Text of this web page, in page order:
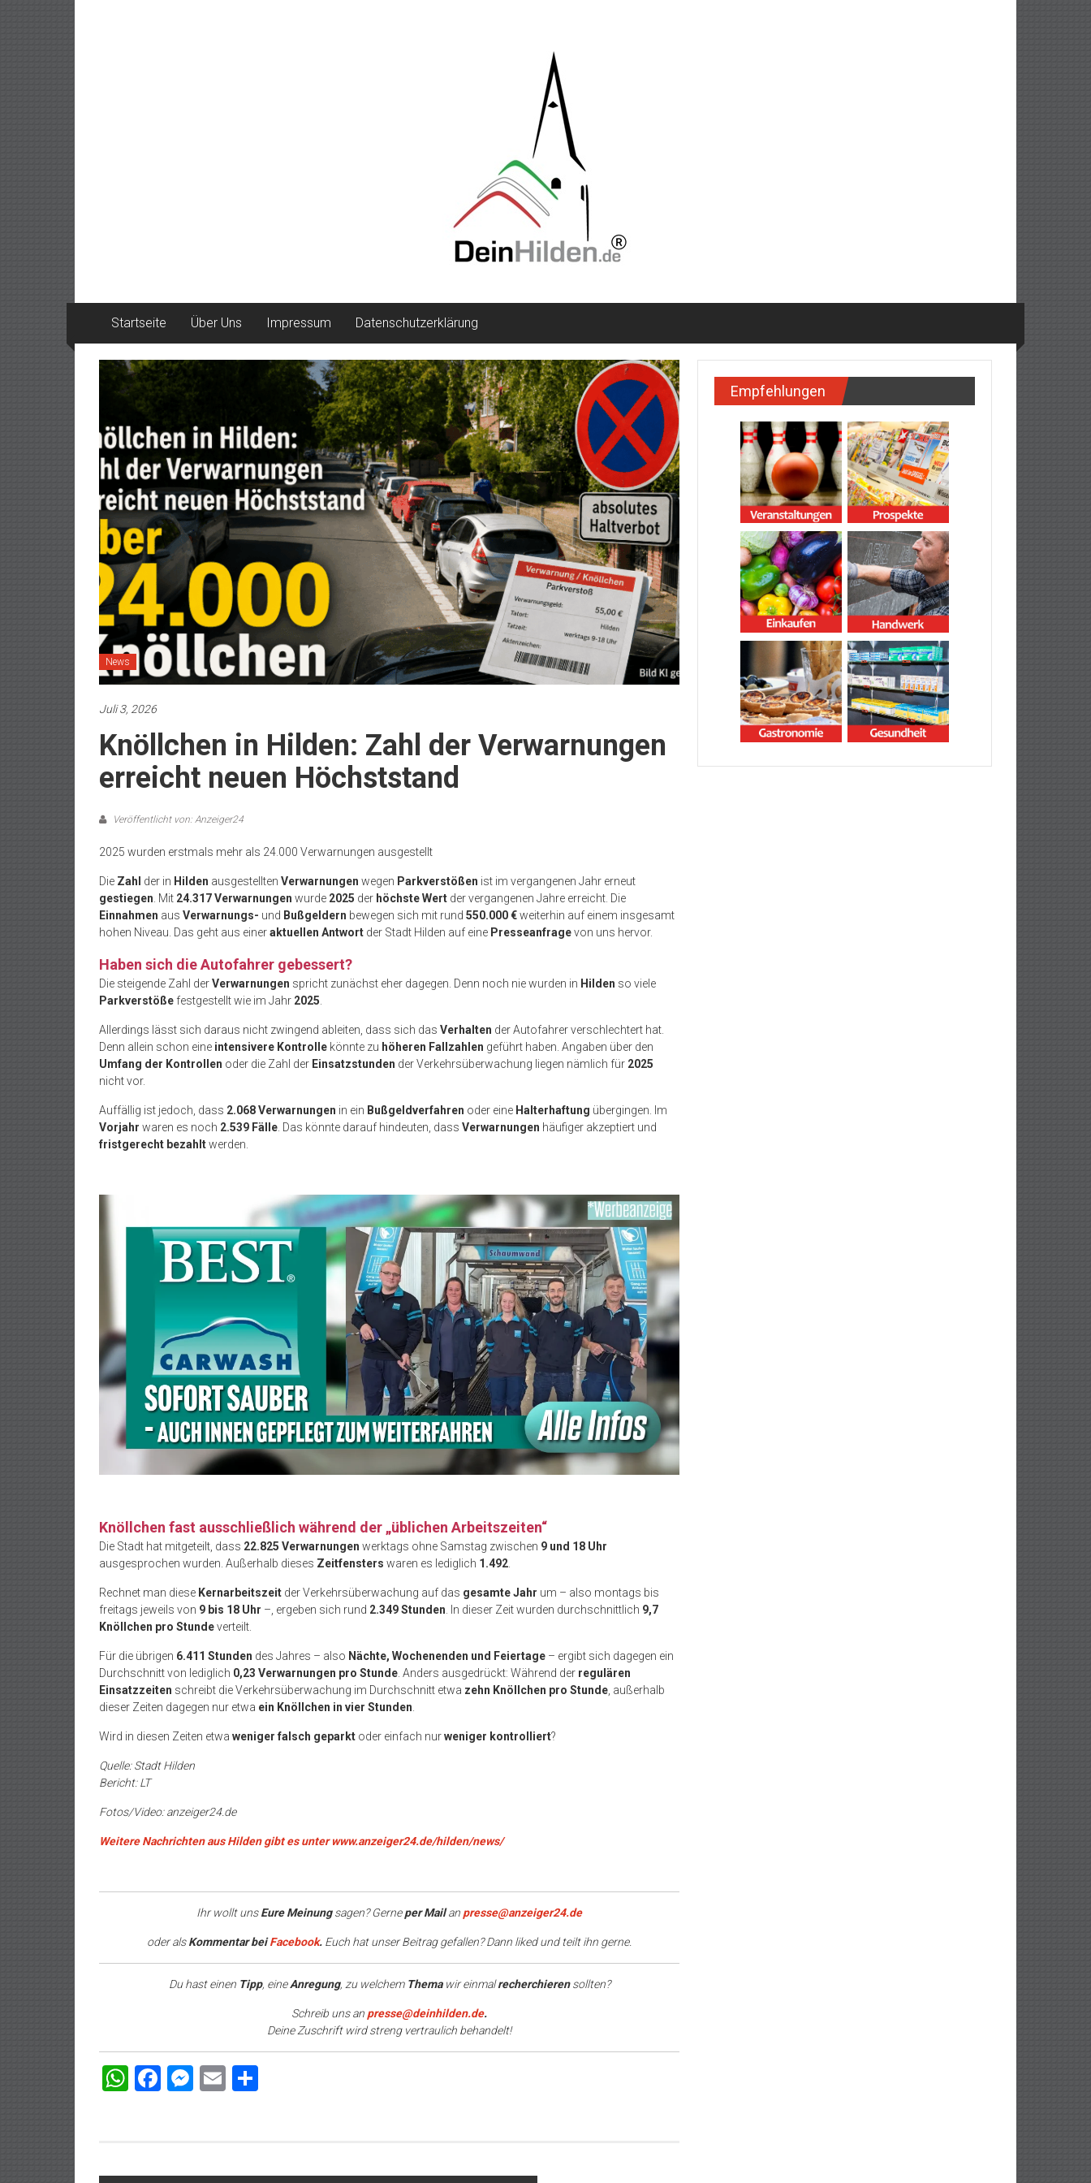
Startseite Über Uns Impressum Datenschutzerklärung
News
Juli 3, 2026
Knöllchen in Hilden: Zahl der Verwarnungen
erreicht neuen Höchststand
Veröffentlicht von: Anzeiger24
2025 wurden erstmals mehr als 24.000 Verwarnungen ausgestellt
Die Zahl der in Hilden ausgestellten Verwarnungen wegen Parkverstößen ist im vergangenen Jahr erneut
gestiegen . Mit 24.317 Verwarnungen wurde 2025 der höchste Wert der vergangenen Jahre erreicht. Die
Einnahmen aus Verwarnungs- und Bußgeldern bewegen sich mit rund 550.000 €weiterhin auf einem insgesamt
hohen Niveau. Das geht aus eineraktuellen Antwort der Stadt Hilden auf eine Presseanfragevon uns hervor.
Haben sich die Autofahrer gebessert?
Die steigende Zahl derVerwarnungen spricht zunächst eher dagegen. Denn noch nie wurden in Hilden so viele
Parkverstöße festgestellt wie im Jahr 2025
Allerdings lässt sich daraus nicht zwingend ableiten, dass sich das Verhalten der Autofahrer verschlechtert hat.
Denn allein schon eine intensivere Kontrolle könnte zu höheren Fallzahlen geführt haben. Angaben über den
Umfang der Kontrollen oder die Zahl der Einsatzstunden der Verkehrsüberwachung liegen nämlich für 2025
nicht vor.
Auffällig ist jedoch, dass 2.068 Verwarnungen in ein Bußgeldverfahren oder eine Halterhaftung übergingen. Im
Vorjahr waren es noch 2.539 Fälle . Das könnte darauf hindeuten, dass Verwarnungen häufiger akzeptiert und
fristgerecht bezahltwerden.
Knöllchen fast ausschließlich während der „üblichen Arbeitszeiten“
Die Stadt hat mitgeteilt, dass 22.825 Verwarnungen werktags ohne Samstag zwischen 9 und 18 Uhr
ausgesprochen wurden. Außerhalb dieses Zeitfensters waren es lediglich 1.492.
Rechnet man diese Kernarbeitszeit der Verkehrsüberwachung auf das gesamte Jahr um – also montags bis
freitags jeweils von 9 bis 18 Uhr –, ergeben sich rund 2.349 Stunden. In dieser Zeit wurden durchschnittlich 9,7
Knöllchen pro Stundeverteilt.
Für die übrigen 6.411 Stunden des Jahres – also Nächte, Wochenenden und Feiertage – ergibt sich dagegen ein
Durchschnitt von lediglich 0,23 Verwarnungen pro Stunde. Anders ausgedrückt: Während der regulären
Einsatzzeiten schreibt die Verkehrsüberwachung im Durchschnitt etwa zehn Knöllchen pro Stunde, außerhalb
dieser Zeiten dagegen nur etwa ein Knöllchen in vier Stunden.
Wird in diesen Zeiten etwa weniger falsch geparkt oder einfach nurweniger kontrolliert?
Quelle: Stadt Hilden
Bericht: LT
Fotos/Video: anzeiger24.de
Weitere Nachrichten aus Hilden gibt es unter www.anzeiger24.de/hilden/news/
Ihr wollt unsEure Meinungsagen? Gerneper Mailanpresse@anzeiger24.de
oder alsKommentar beiFacebook. Euch hat unser Beitrag gefallen? Dann liked und teilt ihn gerne.
Du hast einen Tipp, eineAnregung, zu welchem Themawir einmalrecherchierensollten?
Schreib uns anpresse@deinhilden.de.
Deine Zuschrift wird streng vertraulich behandelt!
WhatsApp
Facebook
Messenger
Email
Empfehlungen